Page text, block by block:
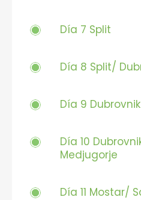
Día 7 Split
Día 8 Split/
Día 9 Dubrovnik
Día 10
Medjugorje
Día 11 Mostar/